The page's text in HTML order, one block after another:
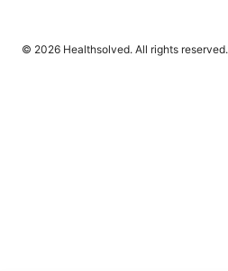
© 2026 Healthsolved. All rights reserved.